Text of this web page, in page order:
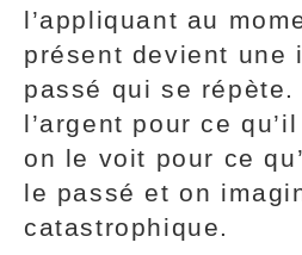
l’appliquant au
présent devient une
passé qui se
l’argent pour ce
on le voit pour ce
le passé et on
catastrophique.